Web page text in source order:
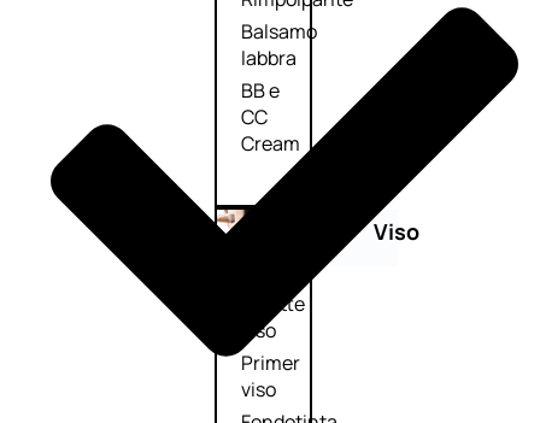
Balsamo
labbra
BB e
CC
Cream
Viso
Palette
viso
Primer
viso